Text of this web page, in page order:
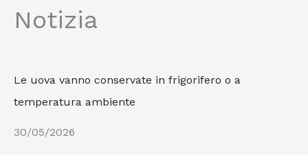
Notizia
Le uova vanno conservate in frigorifero o a
temperatura ambiente
30/05/2026